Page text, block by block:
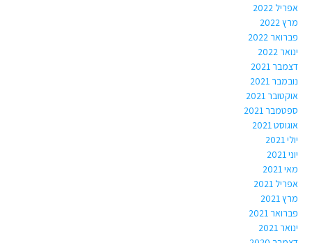
אפריל 2022
מרץ 2022
פברואר 2022
ינואר 2022
דצמבר 2021
נובמבר 2021
אוקטובר 2021
ספטמבר 2021
אוגוסט 2021
יולי 2021
יוני 2021
מאי 2021
אפריל 2021
מרץ 2021
פברואר 2021
ינואר 2021